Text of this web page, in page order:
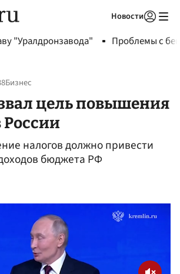
Новости
"Уралдронзавода" Проблемы с
Бизнес
цель повышения
России
налогов должно привести
бюджета РФ